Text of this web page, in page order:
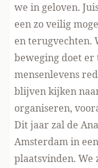
we in geloven.
een zo veilig
en terugvechten.
beweging doet er
mensenlevens
blijven kijken
organiseren,
Dit jaar zal de
Amsterdam in
plaatsvinden. We